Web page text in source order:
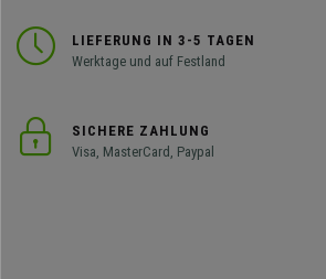
LIEFERUNG IN 3-5 TAGEN
Werktage und auf Festland
SICHERE ZAHLUNG
Visa, MasterCard, Paypal